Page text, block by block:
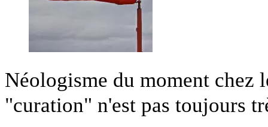
Néologisme du moment chez
"curation" n'est pas toujours